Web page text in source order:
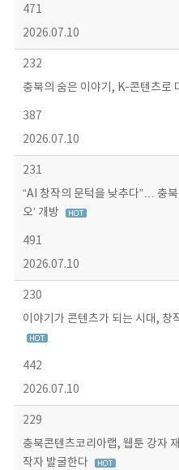
471
2026.07.10
232
충북의 숨은 이야기, K-콘텐츠로
387
2026.07.10
231
“AI 창작의 문턱을 낮추다”… 충
오’ 개방
491
2026.07.10
230
이야기가 콘텐츠가 되는 시대, 창
442
2026.07.10
229
충북콘텐츠코리아랩, 웹툰 강자
작자 발굴한다